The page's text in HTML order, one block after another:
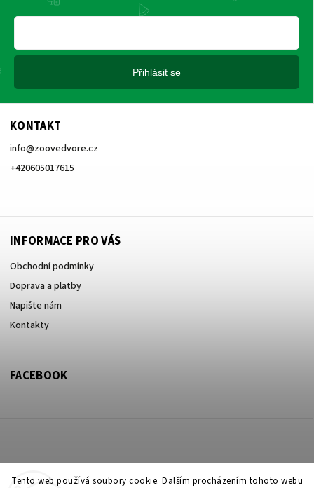
Tento web používá soubory cookie. Dalším procházením tohoto webu
KONTAKT
info@zoovedvore.cz
+420605017615
INFORMACE PRO VÁS
Obchodní podmínky
Doprava a platby
Napište nám
Kontakty
Přihlásit se
FACEBOOK
Copyright 2026 ZOO ve dvoře Praha 5. Všechna práva vyhrazena.